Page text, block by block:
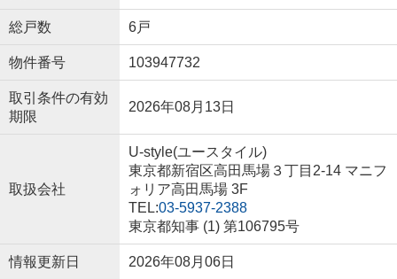
総戸数 6戸
物件番号 103947732
取引条件の有効
期限
2026年08月13日
取扱会社
U-style(ユースタイル)
東京都新宿区高田馬場３丁目2-14 マニフ
ォリア高田馬場 3F
TEL:03-5937-2388
東京都知事 (1) 第106795号
情報更新日 2026年08月06日